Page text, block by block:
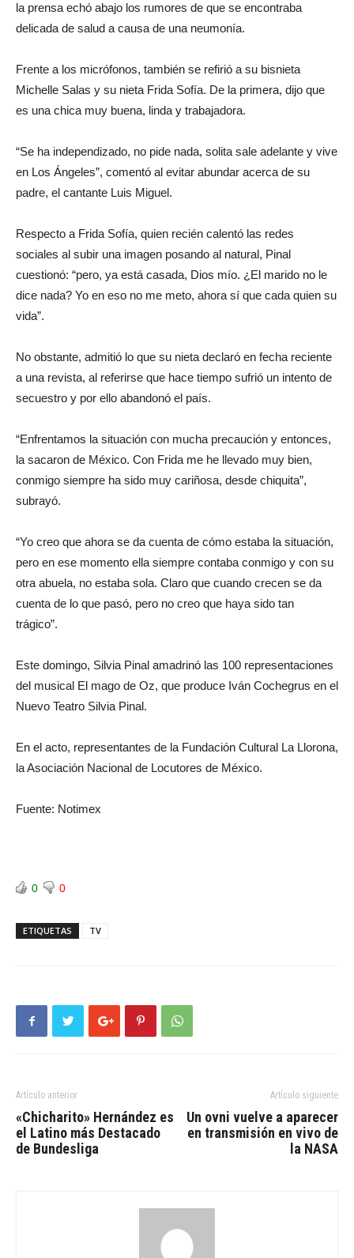
la prensa echó abajo los rumores de que se encontraba
delicada de salud a causa de una neumonía.
Frente a los micrófonos, también se refirió a su bisnieta
Michelle Salas y su nieta Frida Sofía. De la primera, dijo que
es una chica muy buena, linda y trabajadora.
“Se ha independizado, no pide nada, solita sale adelante y vive
en Los Ángeles”, comentó al evitar abundar acerca de su
padre, el cantante Luis Miguel.
Respecto a Frida Sofía, quien recién calentó las redes
sociales al subir una imagen posando al natural, Pinal
cuestionó: “pero, ya está casada, Dios mío. ¿El marido no le
dice nada? Yo en eso no me meto, ahora sí que cada quien su
vida”.
No obstante, admitió lo que su nieta declaró en fecha reciente
a una revista, al referirse que hace tiempo sufrió un intento de
secuestro y por ello abandonó el país.
“Enfrentamos la situación con mucha precaución y entonces,
la sacaron de México. Con Frida me he llevado muy bien,
conmigo siempre ha sido muy cariñosa, desde chiquita”,
subrayó.
“Yo creo que ahora se da cuenta de cómo estaba la situación,
pero en ese momento ella siempre contaba conmigo y con su
otra abuela, no estaba sola. Claro que cuando crecen se da
cuenta de lo que pasó, pero no creo que haya sido tan
trágico”.
Este domingo, Silvia Pinal amadrinó las 100 representaciones
del musical El mago de Oz, que produce Iván Cochegrus en el
Nuevo Teatro Silvia Pinal.
En el acto, representantes de la Fundación Cultural La Llorona,
la Asociación Nacional de Locutores de México.
Fuente: Notimex
0 0
ETIQUETAS TV
Artículo anterior
«Chicharito» Hernández es
el Latino más Destacado
de Bundesliga
Artículo siguiente
Un ovni vuelve a aparecer
en transmisión en vivo de
la NASA